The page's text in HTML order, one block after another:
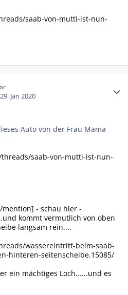
saab-von-mutti-ist-nun-
29. Jan 2020
Auto von der Frau Mama
saab-von-mutti-ist-nun-
- schau hier -
kommt vermutlich von oben
langsam rein....
wassereintritt-beim-saab-
hinteren-seitenscheibe.15085/
ein mächtiges Loch......und es